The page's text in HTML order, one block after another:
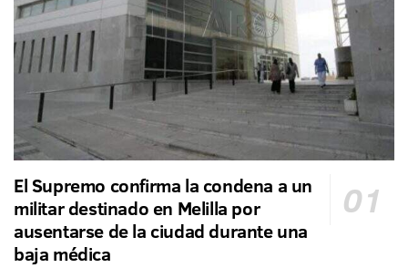
El Supremo confirma la condena a un
militar destinado en Melilla por
ausentarse de la ciudad durante una
baja médica